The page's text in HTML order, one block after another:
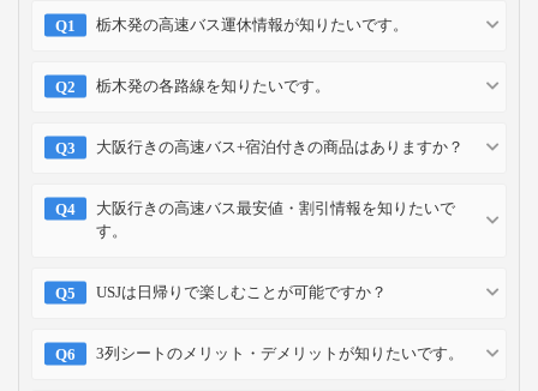
栃木発の高速バス運休情報が知りたいです。
栃木発の各路線を知りたいです。
大阪行きの高速バス+宿泊付きの商品はありますか？
大阪行きの高速バス最安値・割引情報を知りたいで
す。
USJは日帰りで楽しむことが可能ですか？
3列シートのメリット・デメリットが知りたいです。